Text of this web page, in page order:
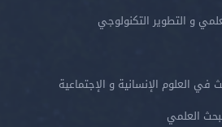
و التطوير التكنولوجي
في العلوم الإنسانية و الإجتماعية
العلمي